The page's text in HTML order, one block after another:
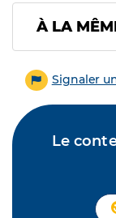
À LA
Signaler
Le